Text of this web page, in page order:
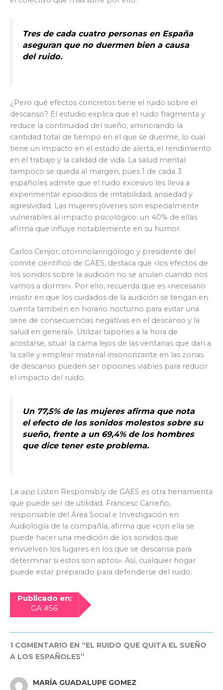
Tres de cada cuatro personas en España
aseguran que no duermen bien a causa
del ruido.
¿Pero qué efectos concretos tiene el ruido sobre el
descanso? El estudio explica que el ruido fragmenta y
reduce la continuidad del sueño, aminorando la
cantidad total de tiempo en el que se duerme, lo cual
tiene un impacto en el estado de alerta, el rendimiento
en el trabajo y la calidad de vida. La salud mental
tampoco se queda al margen, pues 1 de cada 3
españoles admite que el ruido excesivo les lleva a
experimentar episodios de irritabilidad, ansiedad y
agresividad. Las mujeres jóvenes son especialmente
vulnerables al impacto psicológico: un 40% de ellas
afirma que influye notablemente en su humor.
Carlos Cenjor, otorrinolaringólogo y presidente del
comité científico de GAES, destaca que «los efectos de
los sonidos sobre la audición no se anulan cuando nos
vamos a dormir». Por ello, recuerda que es «necesario
insistir en que los cuidados de la audición se tengan en
cuenta también en horario nocturno para evitar una
serie de consecuencias negativas en el descanso y la
salud en general». Utilizar tapones a la hora de
acostarse, situar la cama lejos de las ventanas que dan a
la calle y emplear material insonorizante en las zonas
de descanso pueden ser opciones viables para reducir
el impacto del ruido.
Un 77,5% de las mujeres afirma que nota
el efecto de los sonidos molestos sobre su
sueño, frente a un 69,4% de los hombres
que dice tener este problema.
La appListen Responsibly de GAES es otra herramienta
que puede ser de utilidad. Francesc Carreño,
responsable del Área Social e Investigación en
Audiología de la compañía, afirma que «con ella se
puede hacer una medición de los sonidos que
envuelven los lugares en los que se descansa para
determinar si estos son aptos». Así, cualquier hogar
puede estar preparado para defenderse del ruido.
Publicado en:
GA #56
1 COMENTARIO EN “EL RUIDO QUE QUITA EL SUEÑO
A LOS ESPAÑOLES”
MARÍA GUADALUPE GOMEZ